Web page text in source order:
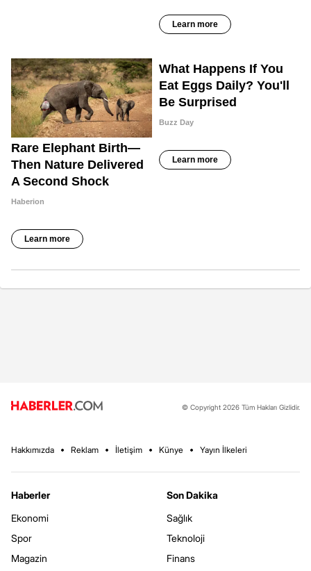
© Copyright 2026 Tüm Hakları Gizlidir.
Hakkımızda Reklam İletişim Künye Yayın İlkeleri
Haberler
Ekonomi
Spor
Magazin
Son Dakika
Sağlık
Teknoloji
Finans